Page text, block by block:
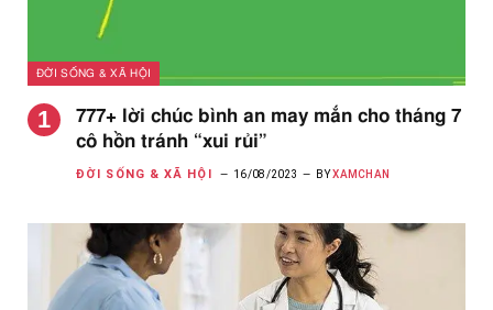
ĐỜI SỐNG & XÃ HỘI
777+ lời chúc bình an may mắn cho tháng 7
cô hồn tránh “xui rủi”
ĐỜI SỐNG & XÃ HỘI 16/08/2023 BY XAMCHAN